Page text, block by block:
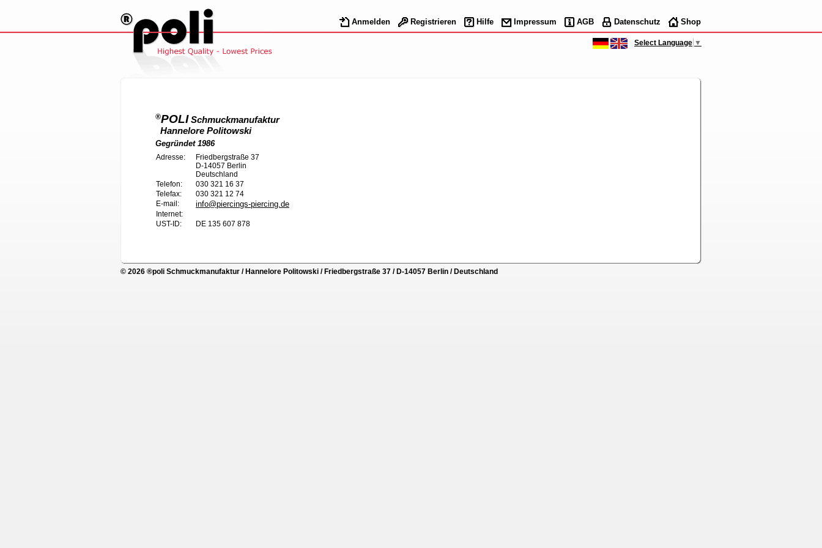
Anmelden Registrieren Hilfe Impressum AGB Datenschutz Shop
Select Language ▼
®POLISchmuckmanufaktur
Hannelore Politowski
Gegründet 1986
Adresse:
Friedbergstraße 37
D-14057 Berlin
Deutschland
Telefon:
030 321 16 37
Telefax:
030 321 12 74
E-mail:
info@piercings-piercing.de
Internet:
UST-ID:
DE 135 607 878
© 2026 ®poli Schmuckmanufaktur / Hannelore Politowski / Friedbergstraße 37 / D-14057 Berlin / Deutschland